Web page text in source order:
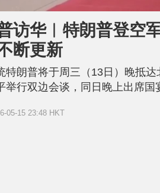
e
L
o
d
e
d
:
3
%
访华︱特朗普登空
断更新
特朗普将于周三（13日）晚抵
举行双边会谈，同日晚上出席
毅：台湾问题是中美元首会晤重
毅提到，习近平主席同特朗普
05-15 23:48 HKT